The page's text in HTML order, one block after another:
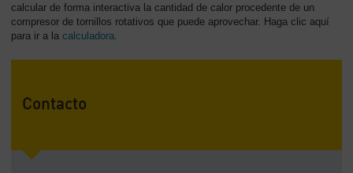
calcular de forma interactiva la cantidad de calor procedente de un
compresor de tornillos rotativos que puede aprovechar. Haga clic aquí
para ir a la calculadora
Contacto